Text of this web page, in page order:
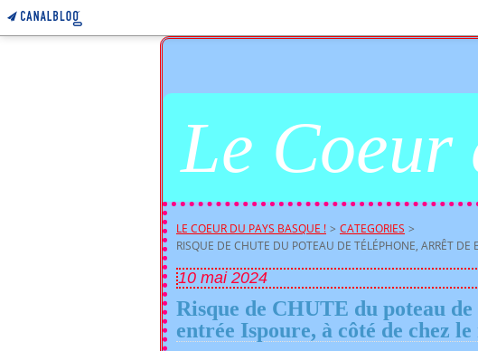
Le Coeur
LE COEUR DU PAYS BASQUE ! > CATEGORIES >
RISQUE DE CHUTE DU POTEAU DE TÉLÉPHONE, ARRÊT
10 mai 2024
Risque de CHUTE du poteau
entrée Ispoure, à côté de chez